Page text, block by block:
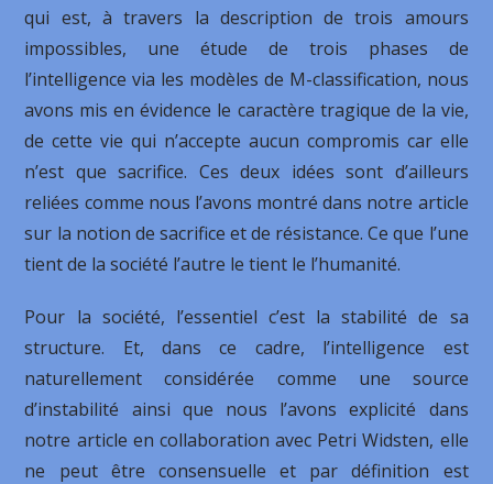
qui est, à travers la description de trois amours
impossibles, une étude de trois phases de
l’intelligence via les modèles de M-classification, nous
avons mis en évidence le caractère tragique de la vie,
de cette vie qui n’accepte aucun compromis car elle
n’est que sacrifice. Ces deux idées sont d’ailleurs
reliées comme nous l’avons montré dans notre article
sur la notion de sacrifice et de résistance. Ce que l’une
tient de la société l’autre le tient le l’humanité.
Pour la société, l’essentiel c’est la stabilité de sa
structure. Et, dans ce cadre, l’intelligence est
naturellement considérée comme une source
d’instabilité ainsi que nous l’avons explicité dans
notre article en collaboration avec Petri Widsten, elle
ne peut être consensuelle et par définition est